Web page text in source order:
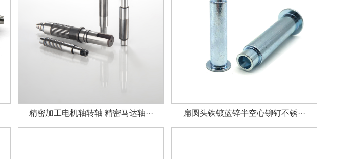
精密加工电机轴转轴 精密马达轴··· 扁圆头铁镀蓝锌半空心铆钉不锈···